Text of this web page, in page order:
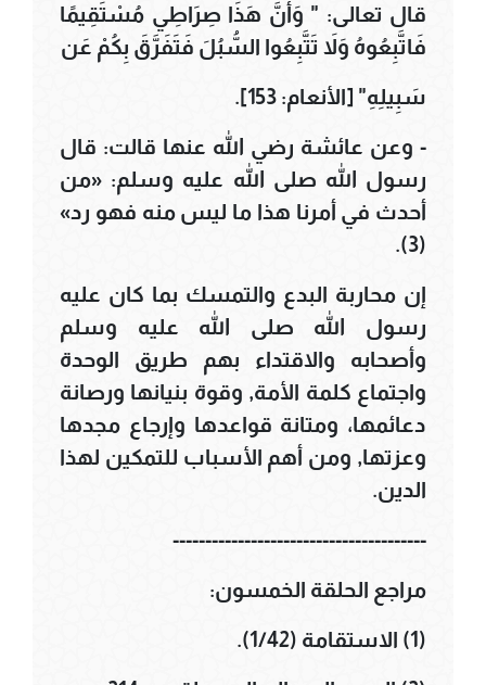
قال تعالى: " وَأَنَّ هَذَا صِرَاطِي مُسْتَقِيمًا
فَاتَّبِعُوهُ وَلاَ تَتَّبِعُوا السُّبُلَ فَتَفَرَّقَ بِكُمْ عَن
سَبِيلِهِ" [الأنعام: 153].
- وعن عائشة رضي الله عنها قالت: قال
رسول الله صلى الله عليه وسلم: «من
أحدث في أمرنا هذا ما ليس منه فهو رد»
(3).
إن محاربة البدع والتمسك بما كان عليه
رسول الله صلى الله عليه وسلم
وأصحابه والاقتداء بهم طريق الوحدة
واجتماع كلمة الأمة, وقوة بنيانها ورصانة
دعائمها، ومتانة قواعدها وإرجاع مجدها
وعزتها, ومن أهم الأسباب للتمكين لهذا
الدين.
---------------------------------------
مراجع الحلقة الخمسون:
(1) الاستقامة (1/42).